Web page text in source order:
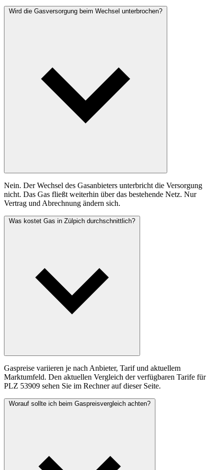
Wird die Gasversorgung beim Wechsel unterbrochen?
Nein. Der Wechsel des Gasanbieters unterbricht die Versorgung
nicht. Das Gas fließt weiterhin über das bestehende Netz. Nur
Vertrag und Abrechnung ändern sich.
Was kostet Gas in Zülpich durchschnittlich?
Gaspreise variieren je nach Anbieter, Tarif und aktuellem
Marktumfeld. Den aktuellen Vergleich der verfügbaren Tarife für
PLZ 53909 sehen Sie im Rechner auf dieser Seite.
Worauf sollte ich beim Gaspreisvergleich achten?